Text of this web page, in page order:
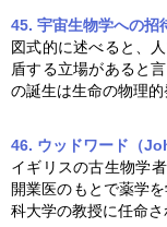
45. 宇宙生物学への招
図式的に述べると、
盾する立場があると
の誕生は生命の物理
46. ウッドワード（
イギリスの古生物学
開業医のもとで薬学
科大学の教授に任命